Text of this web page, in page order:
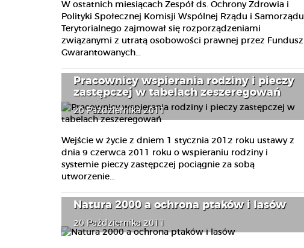
W ostatnich miesiącach Zespół ds. Ochrony Zdrowia i
Polityki Społecznej Komisji Wspólnej Rządu i Samorządu
Terytorialnego zajmował się rozporządzeniami
związanymi z utratą osobowości prawnej przez Fundusz
Gwarantowanych...
Pracownicy wspierania rodziny i pieczy
zastępczej w tabelach zeszeregowań
20 Października 2011
Wejście w życie z dniem 1 stycznia 2012 roku ustawy z
dnia 9 czerwca 2011 roku o wspieraniu rodziny i
systemie pieczy zastępczej pociągnie za sobą
utworzenie...
Natura 2000 a ochrona ptaków i lasów
20 Października 2011